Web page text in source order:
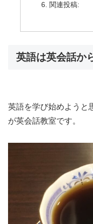
関連投稿:
英語は英会話か
英語を学び始めようと
が英会話教室です。